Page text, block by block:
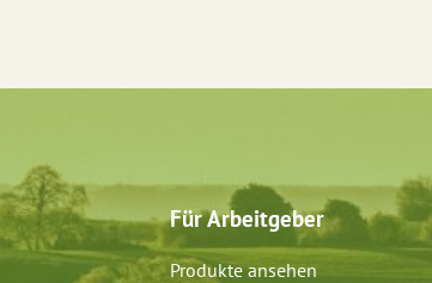
Für Arbeitgeber
Produkte ansehen